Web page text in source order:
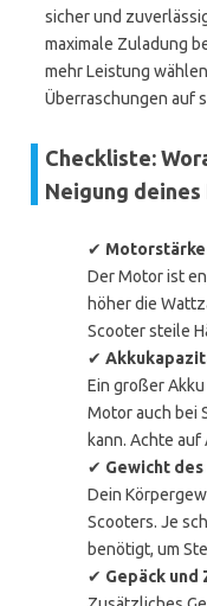
sicher und
maximale Zuladung
mehr Leistung
Überraschungen auf
Checkliste:
Neigung
✔
Der Motor ist
höher die
Scooter steile
✔
Ein großer
Motor auch bei
kann. Achte
✔ Gewicht
Dein
Scooters. Je
benötigt, um
✔ Gepäck